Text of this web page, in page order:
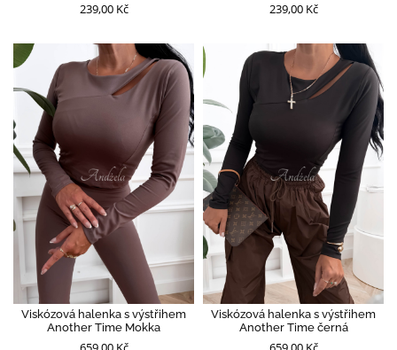
239,00 Kč 239,00 Kč
Viskózová halenka s výstřihem
Another Time Mokka
Viskózová halenka s výstřihem
Another Time černá